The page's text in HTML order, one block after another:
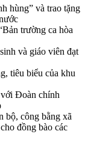
hùng” và trao tặng
trường ca hòa
và giáo viên đạt
tiêu biểu của khu
Đoàn chính
bộ, công bằng xã
đồng bào các